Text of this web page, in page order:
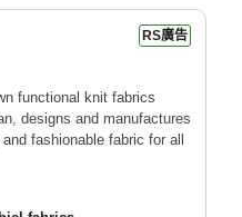
RS廣告
functional knit fabrics
designs and manufactures
fashionable fabric for all